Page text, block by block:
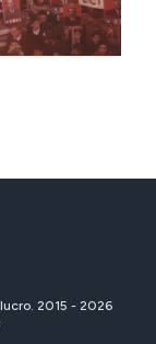
2015 - 2026